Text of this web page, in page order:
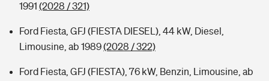
1991 (2028 / 321)
Ford Fiesta, GFJ (FIESTA DIESEL), 44 kW, Diesel,
Limousine, ab 1989(2028 / 322)
Ford Fiesta, GFJ (FIESTA), 76 kW, Benzin, Limousine, ab